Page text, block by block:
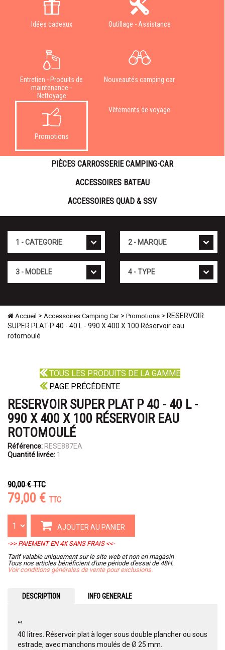
Idées cadeaux Outillage - Assistance
Entretien - Produits de
maintenance -
Nettoyage
Nouveautés camping car
Promotions
Vêtements de voyage
PIÈCES CARROSSERIE CAMPING-CAR
ACCESSOIRES BATEAU
ACCESSOIRES QUAD & SSV
Accueil > Accessoires Camping Car> Promotions > RESERVOIR
SUPER PLAT P 40 - 40 L - 990 X 400 X 100 Réservoir eau
rotomoulé
TOUS LES PRODUITS DE LA GAMME
PAGE PRÉCÉDENTE
RESERVOIR SUPER PLAT P 40 - 40 L -
990 X 400 X 100 RÉSERVOIR EAU
ROTOMOULÉ
Référence: RESE887EA
Quantité livrée: 1
90,00 €TTC
79,00 € TTC
AJOUTER AU PANIER
->> PAIEMENT EN 4X SANS FRAIS <<-
Tarif valable uniquement sur le site web et non en magasin
Tous nos articles bénéficient d'une période d'essai de 48H.
Voir conditions générales de vente pour exclusions.
DESCRIPTION INFO GENERALE
°°
40 litres. Réservoir plat à loger sous double plancher ou sous
estrade, avec manchons moulés de Ø 25 mm.